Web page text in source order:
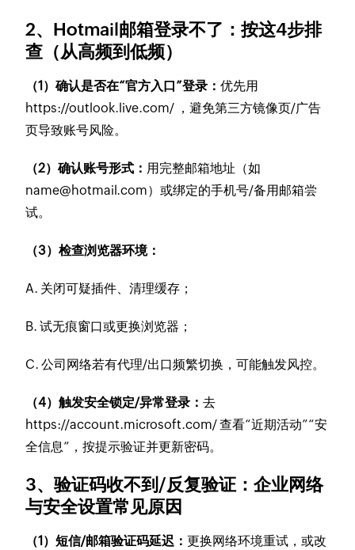
2、Hotmail邮箱登录不了：按这4步排
查（从高频到低频）
（1）确认是否在“官方入口”登录：优先用
https://outlook.live.com/ ，避免第三方镜像页/广告
页导致账号风险。
（2）确认账号形式： 用完整邮箱地址（如
name@hotmail.com）或绑定的手机号/备用邮箱尝
试。
（3）检查浏览器环境：
A. 关闭可疑插件、清理缓存；
B. 试无痕窗口或更换浏览器；
C. 公司网络若有代理/出口频繁切换，可能触发风控。
（4）触发安全锁定/异常登录：去
https://account.microsoft.com/ 查看“近期活动”“安
全信息”，按提示验证并更新密码。
3、验证码收不到/反复验证：企业网络
与安全设置常见原因
（1）短信/邮箱验证码延迟：更换网络环境重试，或改